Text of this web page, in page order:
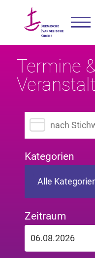
Termine
Suchbegriff eingeben
Kategorien
Alle
Zeitraum